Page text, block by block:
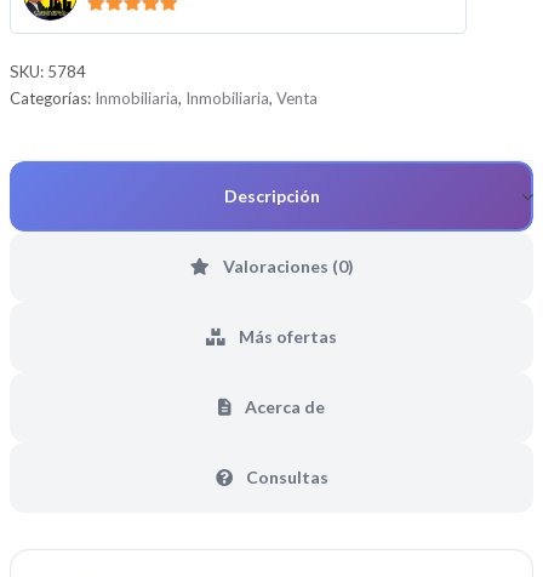
SKU: 5784
Categorías: Inmobiliaria, Inmobiliaria, Venta
Descripción
Valoraciones (0)
Más ofertas
Acerca de
Consultas